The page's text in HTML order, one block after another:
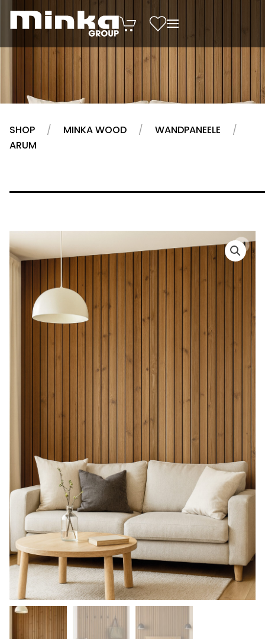
Zum Inhalt springen
SHOP MINKA WOOD
WANDPANEELE
ARUM